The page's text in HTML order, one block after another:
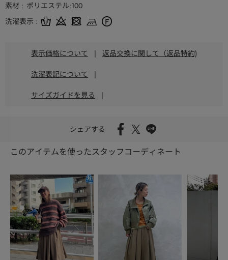
素材
ポリエステル:100
洗濯表示
表示価格について | 返品交換に関して（返品特約)
洗濯表記について |
サイズガイドを見る |
シェアする
このアイテムを使ったスタッフコーディネート